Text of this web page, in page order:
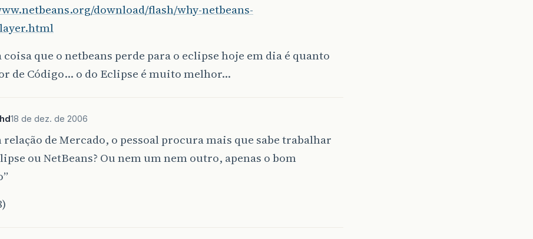
download/flash/why-netbeans-
que o netbeans perde para o eclipse hoje em dia é quanto
de Código… o do Eclipse é muito melhor…
18 de dez. de 2006
relação de Mercado, o pessoal procura mais que sabe trabalhar
ou NetBeans? Ou nem um nem outro, apenas o bom